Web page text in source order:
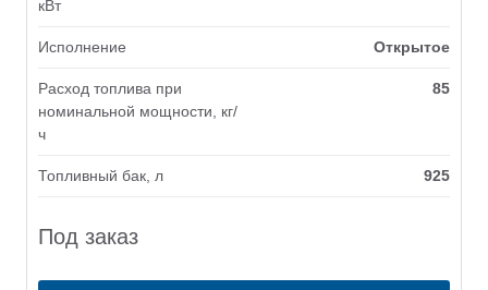
кВт
Исполнение Открытое
Расход топлива при
номинальной мощности, кг/
ч
85
Топливный бак, л 925
Под заказ